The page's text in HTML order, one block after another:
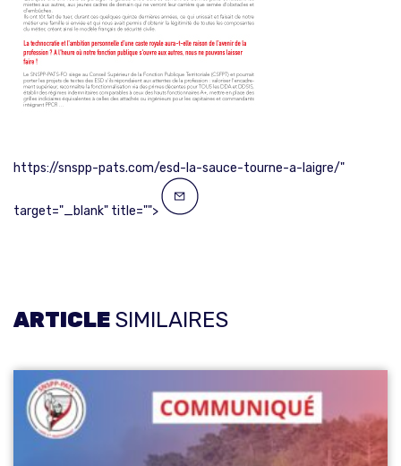
https://snspp-pats.com/esd-la-sauce-tourne-a-laigre/"
target="_blank" title="">
ARTICLE SIMILAIRES